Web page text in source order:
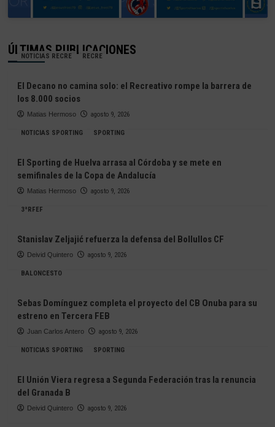
ÚLTIMAS PUBLICACIONES
NOTICIAS RECRE RECRE
El Decano no camina solo: el Recreativo rompe la barrera de
los 8.000 socios
Matias Hermoso agosto 9, 2026
NOTICIAS SPORTING SPORTING
El Sporting de Huelva arrasa al Córdoba y se mete en
semifinales de la Copa de Andalucía
Matias Hermoso agosto 9, 2026
3ªRFEF
Stanislav Zeljajić refuerza la defensa del Bollullos CF
Deivid Quintero agosto 9, 2026
BALONCESTO
Sebas Domínguez completa el proyecto del CB Onuba para su
estreno en Tercera FEB
Juan Carlos Antero agosto 9, 2026
NOTICIAS SPORTING SPORTING
El Unión Viera regresa a Segunda Federación tras la renuncia
del Granada B
Deivid Quintero agosto 9, 2026